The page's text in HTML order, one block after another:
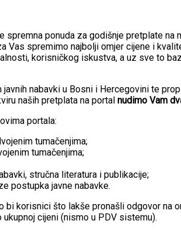
ponuda za godišnje pretplate na
Vas spremimo najbolji omjer cijene i
korisničkog iskustva, a uz sve to
nabavki u Bosni i Hercegovini te
naših pretplata na portal nudimo Vam
portala:
tumačenjima;
tumačenjima;
stručna literatura i publikacije;
postupka javne nabavke.
korisnici što lakše pronašli odgovor na
cijeni (nismo u PDV sistemu).